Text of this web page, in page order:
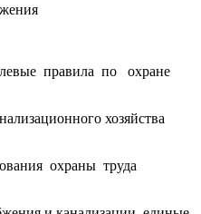
правила по охране
хозяйства
охраны труда